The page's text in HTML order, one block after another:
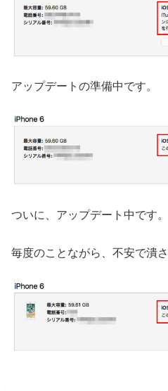
アップデートの準備中です。
ついに、アップデート中です。
毎度のことながら、不安で潰